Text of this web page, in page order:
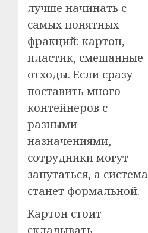
лучше начинать с
самых понятных
фракций: картон,
пластик, смешанные
отходы. Если сразу
поставить много
контейнеров с
разными
назначениями,
сотрудники могут
запутаться, а система
станет формальной.
Картон стоит